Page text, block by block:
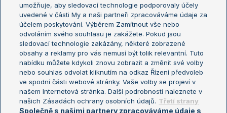
Sázkařský žebříček
Wimbledon
US Open
Turnaj mistrů
Turnaj mistryň
Aktualní trendy
Fotbalové přestupy
Livesport Daily
LS Prague Open
umožňuje, aby sledovací technologie podporovaly účely
uvedené v části My a naši partneři zpracováváme údaje za
účelem poskytování. Výběrem Zamítnout vše nebo
odvoláním svého souhlasu je zakážete. Pokud jsou
sledovací technologie zakázány, některé zobrazené
obsahy a reklamy pro vás nemusí být tolik relevantní. Tuto
nabídku můžete kdykoli znovu zobrazit a změnit své volby
nebo souhlas odvolat kliknutím na odkaz Řízení předvoleb
ve spodní části webové stránky. Vaše volby se projeví v
našem Internetová stránka. Další podrobnosti naleznete v
našich Zásadách ochrany osobních údajů. Třetí strany
Společně s našimi partnery zpracováváme údaje s